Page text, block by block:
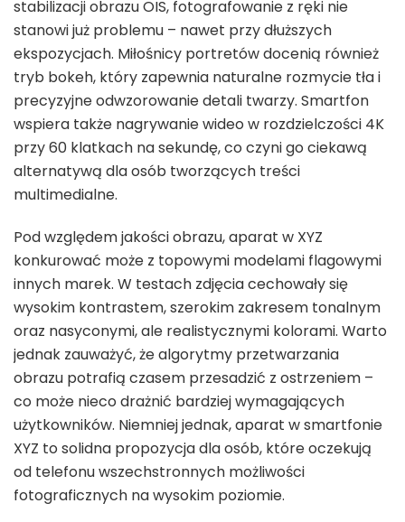
stabilizacji obrazu OIS, fotografowanie z ręki nie
stanowi już problemu – nawet przy dłuższych
ekspozycjach. Miłośnicy portretów docenią również
tryb bokeh, który zapewnia naturalne rozmycie tła i
precyzyjne odwzorowanie detali twarzy. Smartfon
wspiera także nagrywanie wideo w rozdzielczości 4K
przy 60 klatkach na sekundę, co czyni go ciekawą
alternatywą dla osób tworzących treści
multimedialne.
Pod względem jakości obrazu, aparat w XYZ
konkurować może z topowymi modelami flagowymi
innych marek. W testach zdjęcia cechowały się
wysokim kontrastem, szerokim zakresem tonalnym
oraz nasyconymi, ale realistycznymi kolorami. Warto
jednak zauważyć, że algorytmy przetwarzania
obrazu potrafią czasem przesadzić z ostrzeniem –
co może nieco drażnić bardziej wymagających
użytkowników. Niemniej jednak, aparat w smartfonie
XYZ to solidna propozycja dla osób, które oczekują
od telefonu wszechstronnych możliwości
fotograficznych na wysokim poziomie.